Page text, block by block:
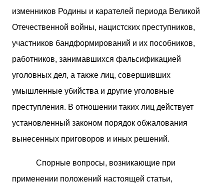
изменников Родины и карателей периода Великой
Отечественной войны, нацистских преступников,
участников бандформирований и их пособников,
работников, занимавшихся фальсификацией
уголовных дел, а также лиц, совершивших
умышленные убийства и другие уголовные
преступления. В отношении таких лиц действует
установленный законом порядок обжалования
вынесенных приговоров и иных решений.
Спорные вопросы, возникающие при
применении положений настоящей статьи,